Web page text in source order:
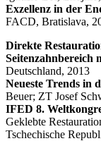
Exzellenz in der
FACD, Bratislava,
Direkte
Seitenzahnbereich
Deutschland, 2013
Neueste Trends in
Beuer; ZT Josef
IFED 8.
Geklebte
Tschechische